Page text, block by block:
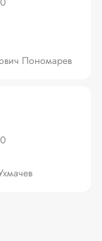
Пономарев